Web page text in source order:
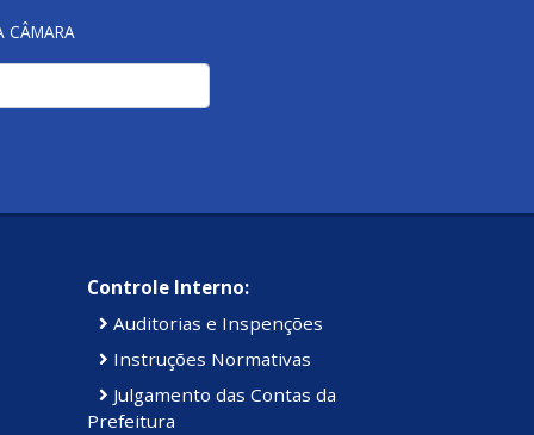
CÂMARA
Controle Interno:
Auditorias e Inspenções
Instruções Normativas
Julgamento das Contas da
Prefeitura